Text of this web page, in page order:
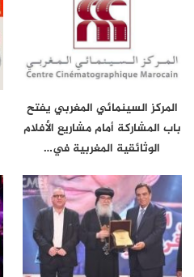
المركز السينمائي المغربي يفتح
باب المشاركة أمام مشاريع الأفلام
الوثائقية المغربية في…